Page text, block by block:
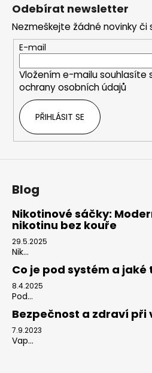
Odebírat newsletter
Nezmeškejte žádné novinky či
E-mail
Vložením e-mailu souhlasíte
ochrany osobních údajů
PŘIHLÁSIT SE
Blog
Nikotinové sáčky:
nikotinu bez kouře
29.5.2025
Nik...
Co je pod systém a
8.4.2025
Pod...
Bezpečnost a zdraví při
7.9.2023
Vap...